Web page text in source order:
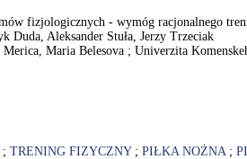
fizjologicznych - wymóg racjonalnego
Duda, Aleksander Stuła, Jerzy Trzeciak
Maria Belesova ; Univerzita
; TRENING FIZYCZNY; PIŁKA NOŻNA;